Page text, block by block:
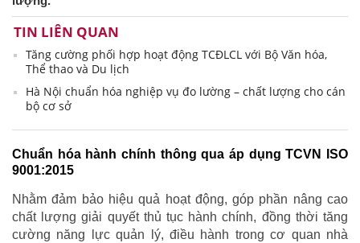
TIN LIÊN QUAN
Tăng cường phối hợp hoạt động TCĐLCL với Bộ Văn hóa,
Thể thao và Du lịch
Hà Nội chuẩn hóa nghiệp vụ đo lường – chất lượng cho cán
bộ cơ sở
Chuẩn hóa hành chính thông qua áp dụng TCVN ISO
9001:2015
Nhằm đảm bảo hiệu quả hoạt động, góp phần nâng cao
chất lượng giải quyết thủ tục hành chính, đồng thời tăng
cường năng lực quản lý, điều hành trong cơ quan nhà